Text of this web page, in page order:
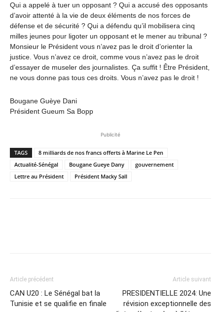
Qui a appelé à tuer un opposant ? Qui a accusé des opposants
d’avoir attenté à la vie de deux éléments de nos forces de
défense et de sécurité ? Qui a défendu qu’il mobilisera cinq
milles jeunes pour ligoter un opposant et le mener au tribunal ?
Monsieur le Président vous n’avez pas le droit d’orienter la
justice. Vous n’avez ce droit, comme vous n’avez pas le droit
d’essayer de museler des journalistes. Ça suffit ! Être Président,
ne vous donne pas tous ces droits. Vous n’avez pas le droit !
Bougane Guèye Dani
Président Gueum Sa Bopp
Publicité
TAGS
8 milliards de nos francs offerts à Marine Le Pen
Actualité-Sénégal
Bougane Gueye Dany
gouvernement
Lettre au Président
Président Macky Sall
Article précédent
CAN U20 : Le Sénégal bat la
Tunisie et se qualifie en finale
Article suivant
PRESIDENTIELLE 2024: Une
révision exceptionnelle des